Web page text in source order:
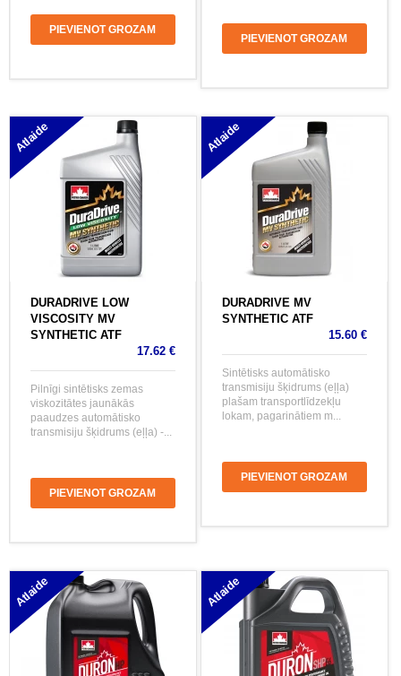
PIEVIENOT GROZAM
PIEVIENOT GROZAM
Atlaide
DURADRIVE LOW
VISCOSITY MV
SYNTHETIC ATF
17.62 €
Pilnīgi sintētisks zemas
viskozitātes jaunākās
paaudzes automātisko
transmisiju šķidrums (eļļa) -...
PIEVIENOT GROZAM
Atlaide
DURADRIVE MV
SYNTHETIC ATF
15.60 €
Sintētisks automātisko
transmisiju šķidrums (eļļa)
plašam transportlīdzekļu
lokam, pagarinātiem m...
PIEVIENOT GROZAM
Atlaide Atlaide